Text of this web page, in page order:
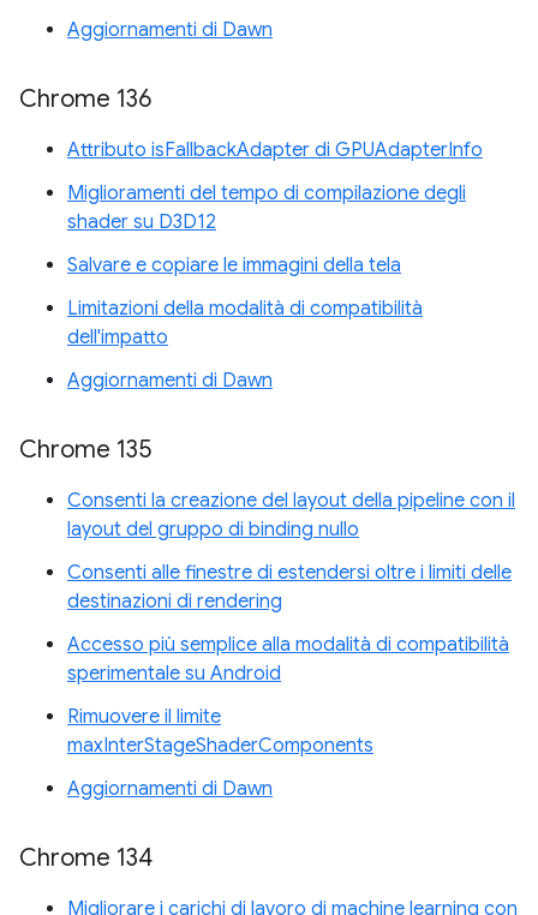
Aggiornamenti di Dawn
Chrome 136
Attributo isFallbackAdapter di GPUAdapterInfo
Miglioramenti del tempo di compilazione degli
shader su D3D12
Salvare e copiare le immagini della tela
Limitazioni della modalità di compatibilità
dell'impatto
Aggiornamenti di Dawn
Chrome 135
Consenti la creazione del layout della pipeline con il
layout del gruppo di binding nullo
Consenti alle finestre di estendersi oltre i limiti delle
destinazioni di rendering
Accesso più semplice alla modalità di compatibilità
sperimentale su Android
Rimuovere il limite
maxInterStageShaderComponents
Aggiornamenti di Dawn
Chrome 134
Migliorare i carichi di lavoro di machine learning con